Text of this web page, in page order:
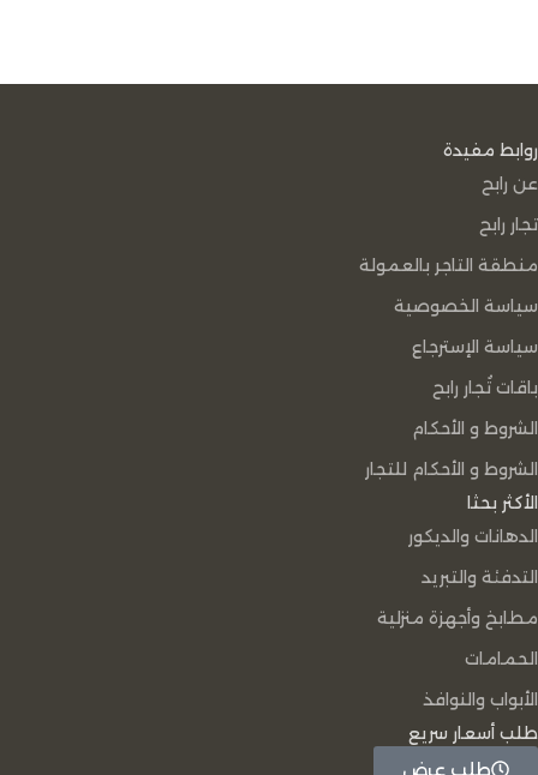
روابط مفيدة
عن رابح
تجار رابح
منطقة التاجر بالعمولة
سياسة الخصوصية
سياسة الإسترجاع
باقات تُجار رابح
الشروط و الأحكام
الشروط و الأحكام للتجار
الأكثر بحثا
الدهانات والديكور
التدفئة والتبريد
مطابخ وأجهزة منزلية
الحمامات
الأبواب والنوافذ
طلب أسعار سريع
طلب عرض